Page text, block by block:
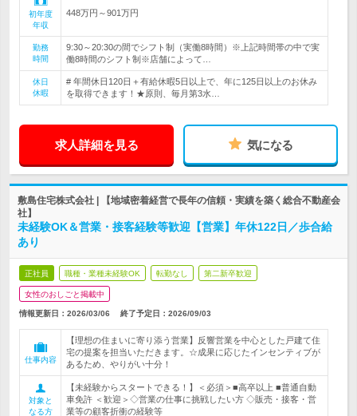
初年度
年収
448万円～901万円
勤務
時間
9:30～20:30の間でシフト制（実働8時間）※上記時間帯の中で実
働8時間のシフト制※店舗によって…
休日
休暇
# 年間休日120日＋有給休暇5日以上で、年に125日以上のお休み
を取得できます！★原則、毎月第3水…
求人詳細を見る 気になる
敷島住宅株式会社 | 【地域密着経営で長年の信頼・実績を築く総合不動産会
社】
未経験OK＆営業・接客経験等歓迎【営業】年休122日／歩合給
あり
正社員 職種・業種未経験OK 転勤なし 第二新卒歓迎
女性のおしごと掲載中
情報更新日：2026/03/06 終了予定日： 2026/09/03
仕事内容
【理想の住まいに寄り添う営業】反響営業を中心とした戸建て住
宅の提案を担当いただきます。☆成果に応じたインセンティブが
あるため、やりがい十分！
対象と
なる方
【未経験からスタートできる！】＜必須＞■高卒以上 ■普通自動
車免許 ＜歓迎＞◇営業の仕事に挑戦したい方 ◇販売・接客・営
業等の顧客折衝の経験等